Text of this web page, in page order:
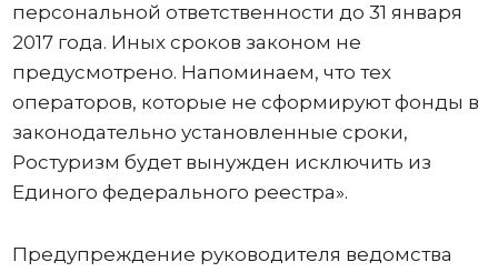
персональной ответственности до 31 января
2017 года. Иных сроков законом не
предусмотрено. Напоминаем, что тех
операторов, которые не сформируют фонды в
законодательно установленные сроки,
Ростуризм будет вынужден исключить из
Единого федерального реестра».
Предупреждение руководителя ведомства